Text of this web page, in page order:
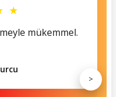
★
mükemmel.
>